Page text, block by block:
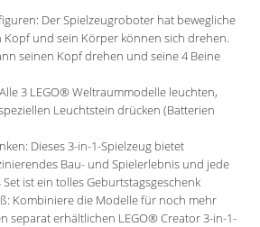
Der Spielzeugroboter hat bewegliche
Kopf und sein Körper können sich drehen.
seinen Kopf drehen und seine 4 Beine
3 LEGO® Weltraummodelle leuchten,
Leuchtstein drücken (Batterien
Dieses 3-in-1-Spielzeug bietet
Bau- und Spielerlebnis und jede
ist ein tolles Geburtstagsgeschenk
Kombiniere die Modelle für noch mehr
separat erhältlichen LEGO® Creator 3-in-1-